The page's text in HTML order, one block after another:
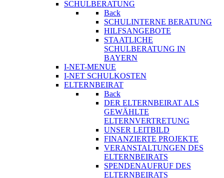
SCHULBERATUNG
Back
SCHULINTERNE BERATUNG
HILFSANGEBOTE
STAATLICHE
SCHULBERATUNG IN
BAYERN
I-NET-MENUE
I-NET SCHULKOSTEN
ELTERNBEIRAT
Back
DER ELTERNBEIRAT ALS
GEWÄHLTE
ELTERNVERTRETUNG
UNSER LEITBILD
FINANZIERTE PROJEKTE
VERANSTALTUNGEN DES
ELTERNBEIRATS
SPENDENAUFRUF DES
ELTERNBEIRATS